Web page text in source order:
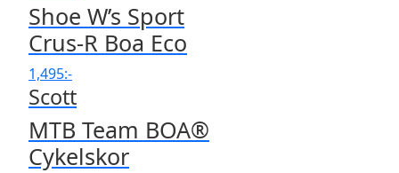
Shoe W’s Sport
Crus-R Boa Eco
1,495:-
Scott
MTB Team BOA®
Cykelskor